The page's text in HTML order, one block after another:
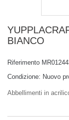
BIANCO
Riferimento
Condizione: Nuovo
Abbellimenti in